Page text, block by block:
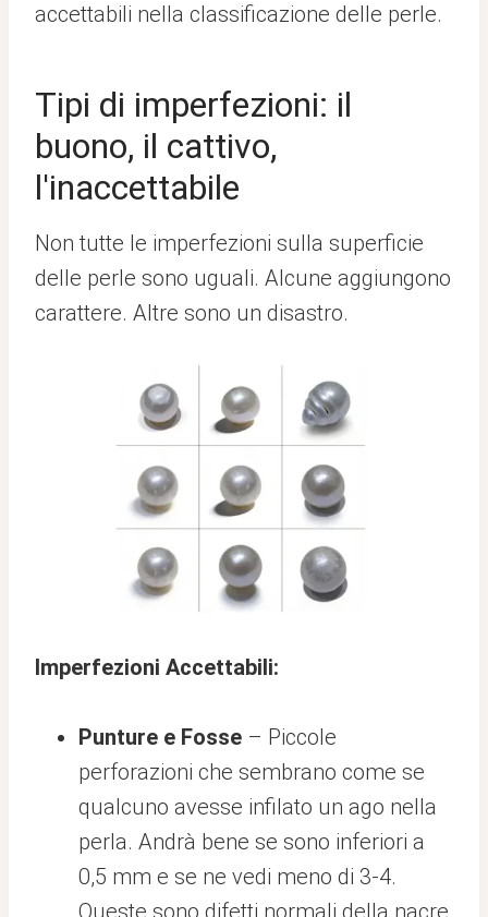
accettabili nella classificazione delle perle.
Tipi di imperfezioni: il
buono, il cattivo,
l'inaccettabile
Non tutte le imperfezioni sulla superficie
delle perle sono uguali. Alcune aggiungono
carattere. Altre sono un disastro.
Imperfezioni Accettabili:
Punture e Fosse – Piccole
perforazioni che sembrano come se
qualcuno avesse infilato un ago nella
perla. Andrà bene se sono inferiori a
0,5 mm e se ne vedi meno di 3-4.
Queste sono difetti normali della nacre